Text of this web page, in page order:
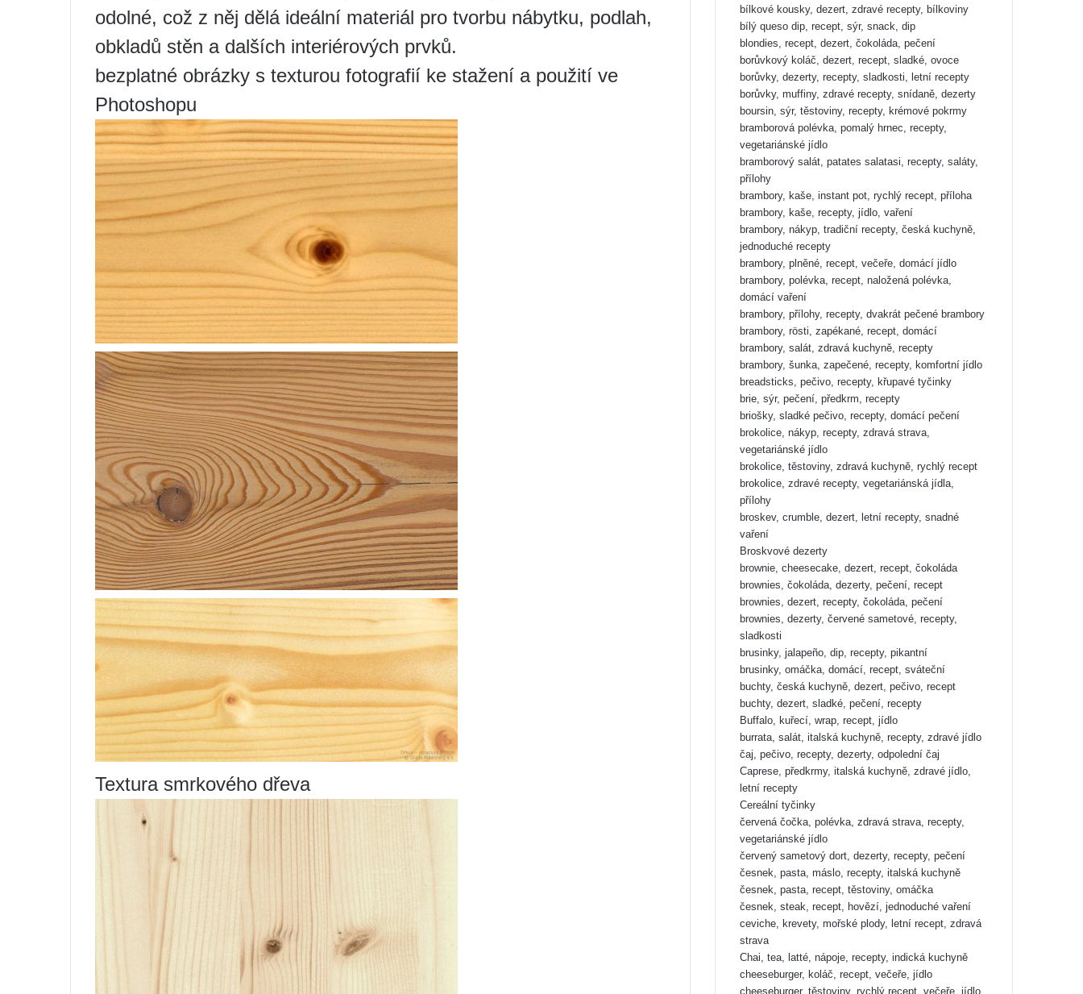
odolné, což z něj dělá ideální materiál pro tvorbu nábytku, podlah,
obkladů stěn a dalších interiérových prvků.
bezplatné obrázky s texturou fotografií ke stažení a použití ve
Photoshopu
Textura smrkového dřeva
bílkové kousky, dezert, zdravé recepty, bílkoviny
bílý queso dip, recept, sýr, snack, dip
blondies, recept, dezert, čokoláda, pečení
borůvkový koláč, dezert, recept, sladké, ovoce
borůvky, dezerty, recepty, sladkosti, letní recepty
borůvky, muffiny, zdravé recepty, snídaně, dezerty
boursin, sýr, těstoviny, recepty, krémové pokrmy
bramborová polévka, pomalý hrnec, recepty,
vegetariánské jídlo
bramborový salát, patates salatasi, recepty, saláty,
přílohy
brambory, kaše, instant pot, rychlý recept, příloha
brambory, kaše, recepty, jídlo, vaření
brambory, nákyp, tradiční recepty, česká kuchyně,
jednoduché recepty
brambory, plněné, recept, večeře, domácí jídlo
brambory, polévka, recept, naložená polévka,
domácí vaření
brambory, přílohy, recepty, dvakrát pečené brambory
brambory, rösti, zapékané, recept, domácí
brambory, salát, zdravá kuchyně, recepty
brambory, šunka, zapečené, recepty, komfortní jídlo
breadsticks, pečivo, recepty, křupavé tyčinky
brie, sýr, pečení, předkrm, recepty
briošky, sladké pečivo, recepty, domácí pečení
brokolice, nákyp, recepty, zdravá strava,
vegetariánské jídlo
brokolice, těstoviny, zdravá kuchyně, rychlý recept
brokolice, zdravé recepty, vegetariánská jídla,
přílohy
broskev, crumble, dezert, letní recepty, snadné
vaření
Broskvové dezerty
brownie, cheesecake, dezert, recept, čokoláda
brownies, čokoláda, dezerty, pečení, recept
brownies, dezert, recepty, čokoláda, pečení
brownies, dezerty, červené sametové, recepty,
sladkosti
brusinky, jalapeño, dip, recepty, pikantní
brusinky, omáčka, domácí, recept, sváteční
buchty, česká kuchyně, dezert, pečivo, recept
buchty, dezert, sladké, pečení, recepty
Buffalo, kuřecí, wrap, recept, jídlo
burrata, salát, italská kuchyně, recepty, zdravé jídlo
čaj, pečivo, recepty, dezerty, odpolední čaj
Caprese, předkrmy, italská kuchyně, zdravé jídlo,
letní recepty
Cereální tyčinky
červená čočka, polévka, zdravá strava, recepty,
vegetariánské jídlo
červený sametový dort, dezerty, recepty, pečení
česnek, pasta, máslo, recepty, italská kuchyně
česnek, pasta, recept, těstoviny, omáčka
česnek, steak, recept, hovězí, jednoduché vaření
ceviche, krevety, mořské plody, letní recept, zdravá
strava
Chai, tea, latté, nápoje, recepty, indická kuchyně
cheeseburger, koláč, recept, večeře, jídlo
cheeseburger, těstoviny, rychlý recept, večeře, jídlo